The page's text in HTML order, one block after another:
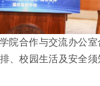
院合作与交流办公室
、校园生活及安全须